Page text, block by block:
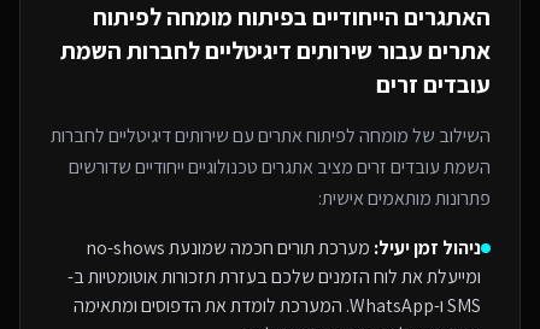
האתגרים הייחודיים בפיתוח מומחה לפיתוח
אתריםעבור שירותים דיגיטליים לחברות השמת
עובדים זרים
השילוב שלמומחה לפיתוח אתריםעםשירותים דיגיטליים לחברות
השמת עובדים זריםמציב אתגרים טכנולוגיים ייחודיים שדורשים
פתרונות מותאמים אישית:
ניהול זמן יעיל:
מערכת תורים חכמה שמונעת no-shows
ומייעלת את לוח הזמנים שלכם בעזרת תזכורות אוטומטיות ב-
SMS ו-WhatsApp. המערכת לומדת את הדפוסים ומתאימה